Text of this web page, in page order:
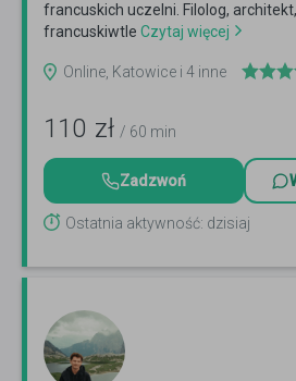
francuskich uczelni. Filolog,
francuskiwtle Czytaj więcej
Online, Katowice i 4 inne
110 zł / 60 min
Zadzwoń
Ostatnia aktywność: dzisiaj